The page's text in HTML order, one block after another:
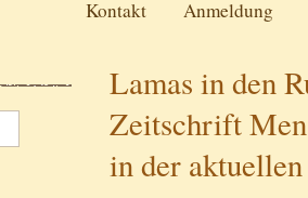
Kontakt
Anmeldung
Lamas in den
Zeitschrift
in der